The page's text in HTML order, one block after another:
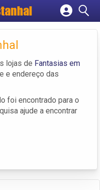
empresa
lojas de Fantasias em
e endereço das
foi encontrado para o
ajude a encontrar